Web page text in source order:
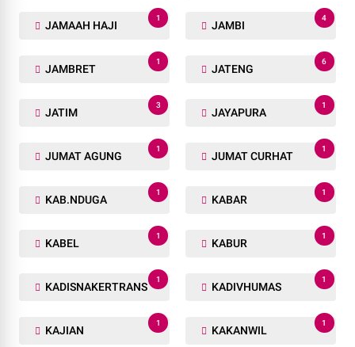
JAMAAH HAJI
1
JAMBI
4
JAMBRET
1
JATENG
6
JATIM
3
JAYAPURA
1
JUMAT AGUNG
1
JUMAT CURHAT
1
KAB.NDUGA
1
KABAR
1
KABEL
1
KABUR
1
KADISNAKERTRANS
1
KADIVHUMAS
1
KAJIAN
1
KAKANWIL
1